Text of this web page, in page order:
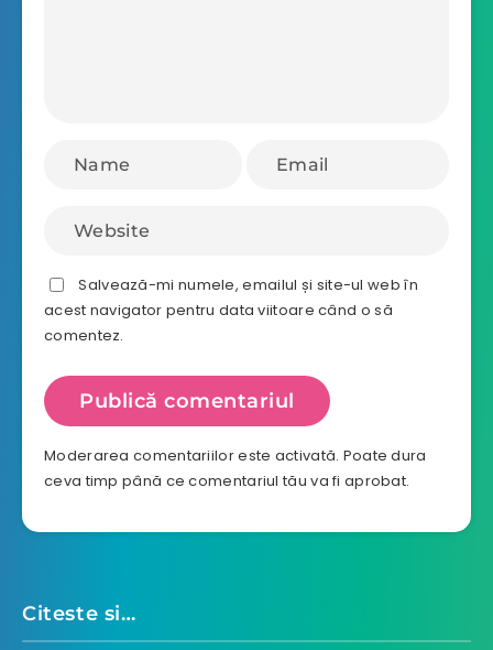
Salvează-mi numele, emailul și site-ul web în
acest navigator pentru data viitoare când o să
comentez.
Moderarea comentariilor este activată. Poate dura
ceva timp până ce comentariul tău va fi aprobat.
Citeste si…